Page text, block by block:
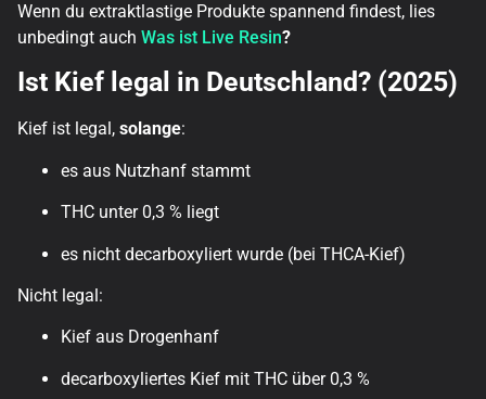
Wenn du extraktlastige Produkte spannend findest, lies
unbedingt auchWas ist Live Resin?
Ist Kief legal in Deutschland? (2025)
Kief ist legal,solange:
es aus Nutzhanf stammt
THC unter 0,3 % liegt
es nicht decarboxyliert wurde (bei THCA-Kief)
Nicht legal:
Kief aus Drogenhanf
decarboxyliertes Kief mit THC über 0,3 %